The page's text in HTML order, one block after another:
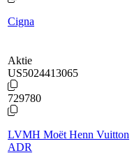
Cigna
Aktie
US5024413065
729780
LVMH Moët Henn Vuitton
ADR